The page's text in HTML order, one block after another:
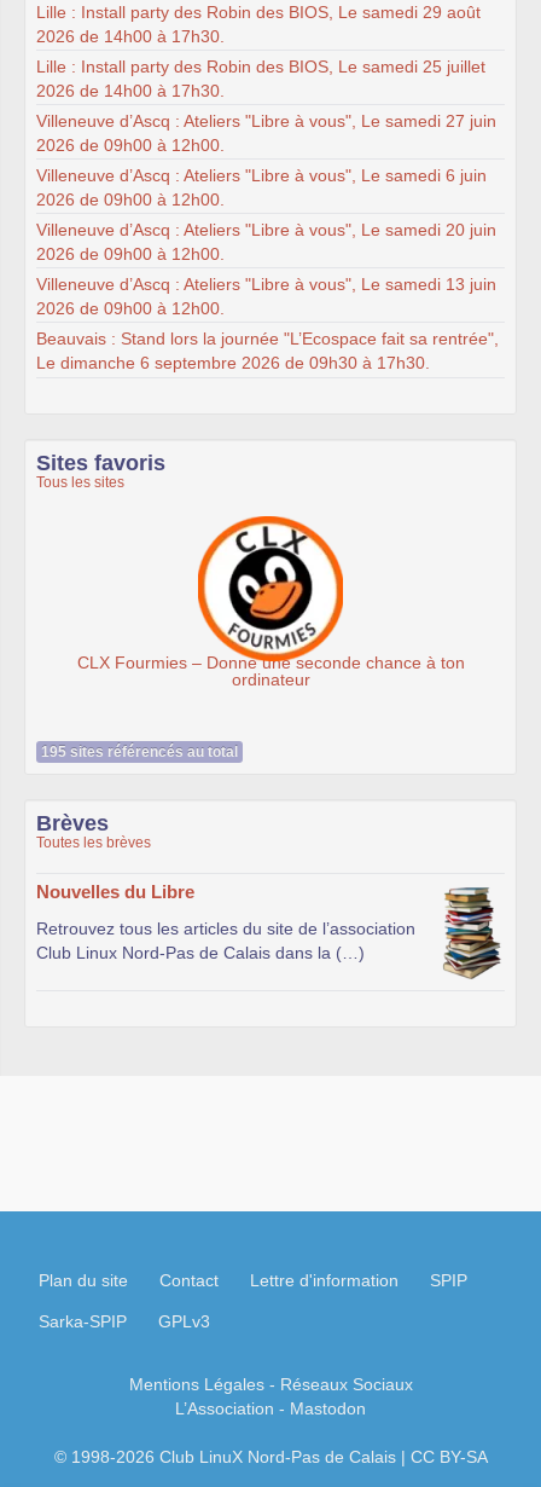
Lille : Install party des Robin des BIOS, Le samedi 29 août
2026 de 14h00 à 17h30.
Lille : Install party des Robin des BIOS, Le samedi 25 juillet
2026 de 14h00 à 17h30.
Villeneuve d’Ascq : Ateliers "Libre à vous", Le samedi 27 juin
2026 de 09h00 à 12h00.
Villeneuve d’Ascq : Ateliers "Libre à vous", Le samedi 6 juin
2026 de 09h00 à 12h00.
Villeneuve d’Ascq : Ateliers "Libre à vous", Le samedi 20 juin
2026 de 09h00 à 12h00.
Villeneuve d’Ascq : Ateliers "Libre à vous", Le samedi 13 juin
2026 de 09h00 à 12h00.
Beauvais : Stand lors la journée "L’Ecospace fait sa rentrée",
Le dimanche 6 septembre 2026 de 09h30 à 17h30.
Sites favoris
Tous les sites
– Donne une seconde chance à ton
195 sites référencés au total
Brèves
Toutes les brèves
Nouvelles du Libre
Retrouvez tous les articles du site de l’association
Club Linux Nord-Pas de Calais dans la (…)
Plan du site Contact Lettre d'information SPIP
Sarka-SPIP GPLv3
Mentions Légales- Réseaux Sociaux
L’Association - Mastodon
© 1998-2026 Club LinuX Nord-Pas de Calais | CC BY-SA